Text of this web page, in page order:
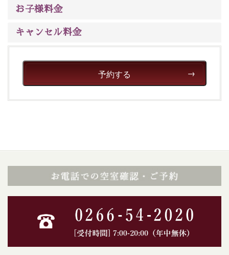
いただける、美しく癒される宿で贅沢に幸せのときを安
お子様料金
キャンセル料金
予約する